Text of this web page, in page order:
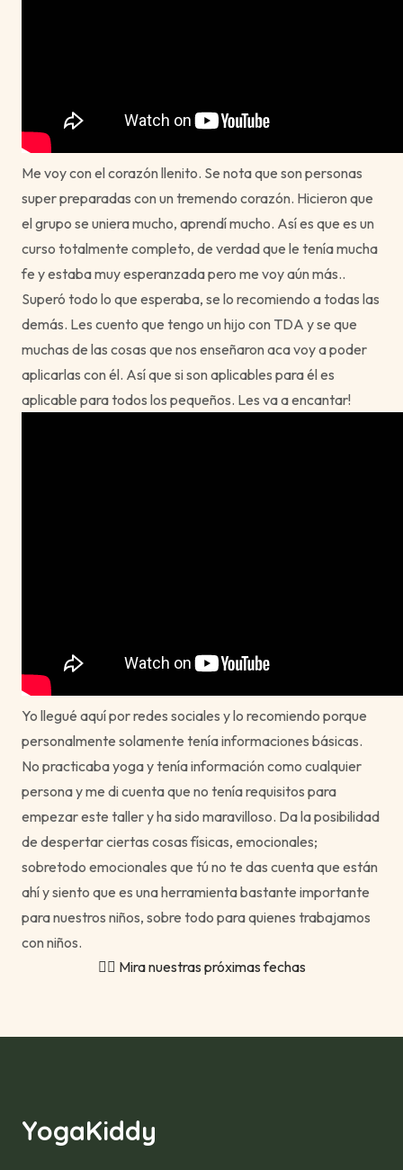
Me voy con el corazón llenito. Se nota que son personas
super preparadas con un tremendo corazón. Hicieron que
el grupo se uniera mucho, aprendí mucho. Así es que es un
curso totalmente completo, de verdad que le tenía mucha
fe y estaba muy esperanzada pero me voy aún más..
Superó todo lo que esperaba, se lo recomiendo a todas las
demás. Les cuento que tengo un hijo con TDA y se que
muchas de las cosas que nos enseñaron aca voy a poder
aplicarlas con él. Así que si son aplicables para él es
aplicable para todos los pequeños. Les va a encantar!
Yo llegué aquí por redes sociales y lo recomiendo porque
personalmente solamente tenía informaciones básicas.
No practicaba yoga y tenía información como cualquier
persona y me di cuenta que no tenía requisitos para
empezar este taller y ha sido maravilloso. Da la posibilidad
de despertar ciertas cosas físicas, emocionales;
sobretodo emocionales que tú no te das cuenta que están
ahí y siento que es una herramienta bastante importante
para nuestros niños, sobre todo para quienes trabajamos
con niños.
🙋‍♀ Mira nuestras próximas fechas
YogaKiddy